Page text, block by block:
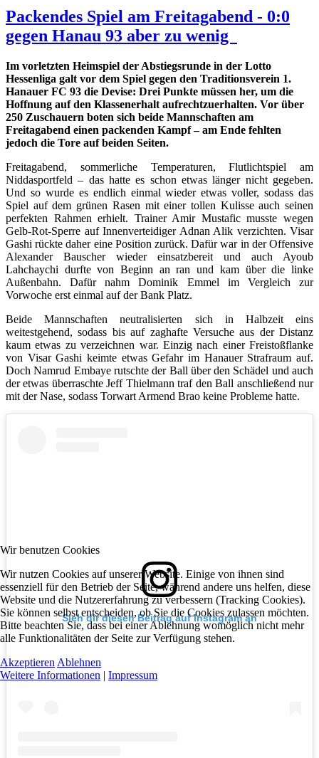
Packendes Spiel am Freitagabend - 0:0
gegen Hanau 93 aber zu wenig
Im vorletzten Heimspiel der Abstiegsrunde in der Lotto
Hessenliga galt vor dem Spiel gegen den Traditionsverein 1.
Hanauer FC 93 die Devise: Drei Punkte müssen her, um die
Hoffnung auf den Klassenerhalt aufrechtzuerhalten. Vor über
250 Zuschauern boten sich beide Mannschaften am
Freitagabend einen packenden Kampf – am Ende fehlten
jedoch die Tore auf beiden Seiten.
Freitagabend, sommerliche Temperaturen, Flutlichtspiel am
Niddasportfeld – das hatte es schon etwas länger nicht gegeben.
Und so wurde es endlich einmal wieder etwas voller, sodass das
Spiel auf dem grünen Rasen mit einer tollen Kulisse auch seinen
perfekten Rahmen erhielt. Trainer Amir Mustafic musste wegen
Gelb-Rot-Sperre auf Innenverteidiger Adnan Alik verzichten. Visar
Gashi rückte daher eine Position zurück. Dafür war in der Offensive
Alexander Bauscher wieder einsatzbereit und auch Ayoub
Lahchaychi durfte von Beginn an ran und kam über die linke
Außenbahn. Dafür nahm Dominik Emmel im Vergleich zur
Vorwoche erst einmal auf der Bank Platz.
Beide Mannschaften neutralisierten sich in Halbzeit eins
weitestgehend, sodass bis auf zaghafte Versuche aus der Distanz
kaum etwas zu verzeichnen war. Einzig nach einer Freistoßflanke
von Visar Gashi keimte etwas Gefahr im Hanauer Strafraum auf.
Doch Namrud Embaye rutschte der Ball über den Schädel und auch
der etwas überraschte Jeff Thielmann traf den Ball anschließend nur
mit der Nase, sodass Torwart Armend Brao keine Probleme hatte.
Sieh dir diesen Beitrag auf Instagram an
Wir benutzen Cookies
Wir nutzen Cookies auf unserer Website. Einige von ihnen sind
essenziell für den Betrieb der Seite, während andere uns helfen, diese
Website und die Nutzererfahrung zu verbessern (Tracking Cookies).
Sie können selbst entscheiden, ob Sie die Cookies zulassen möchten.
Bitte beachten Sie, dass bei einer Ablehnung womöglich nicht mehr
alle Funktionalitäten der Seite zur Verfügung stehen.
Akzeptieren Ablehnen
Weitere Informationen | Impressum